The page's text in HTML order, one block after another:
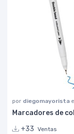
por diegomayorista
Marcadores de
+33 Ventas